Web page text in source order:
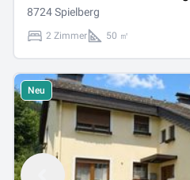
8724 Spielberg
2 Zimmer 50 ㎡
Neu